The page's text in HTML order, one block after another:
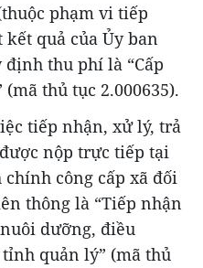
phạm vi tiếp
quả của Ủy ban
thu phí là “Cấp
thủ tục 2.000635).
tiếp nhận, xử lý, trả
nộp trực tiếp tại
công cấp xã đối
thông là “Tiếp nhận
dưỡng, điều
quản lý” (mã thủ